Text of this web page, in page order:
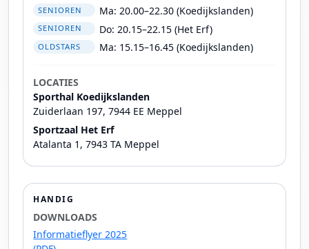
SENIOREN Ma: 20.00–22.30 (Koedijkslanden)
SENIOREN Do: 20.15–22.15 (Het Erf)
OLDSTARS Ma: 15.15–16.45 (Koedijkslanden)
LOCATIES
Sporthal Koedijkslanden
Zuiderlaan 197, 7944 EE Meppel
Sportzaal Het Erf
Atalanta 1, 7943 TA Meppel
HANDIG
DOWNLOADS
Informatieflyer 2025